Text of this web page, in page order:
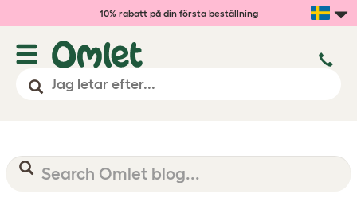
10% rabatt på din första beställning